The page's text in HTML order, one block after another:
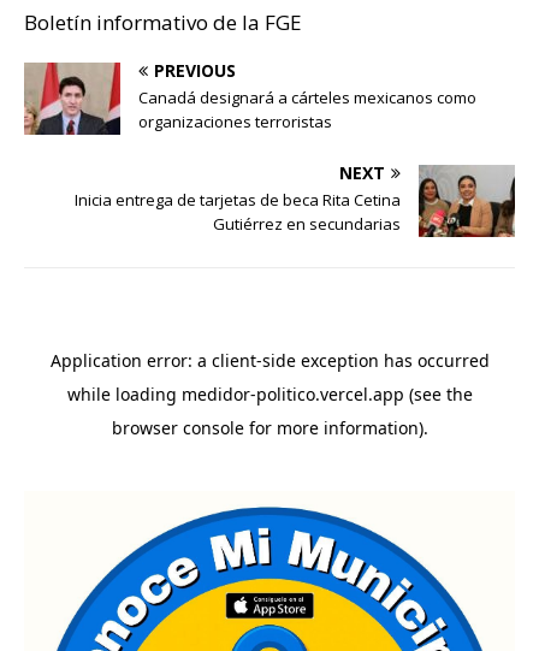
Boletín informativo de la FGE
PREVIOUS
Canadá designará a cárteles mexicanos como
organizaciones terroristas
NEXT
Inicia entrega de tarjetas de beca Rita Cetina
Gutiérrez en secundarias